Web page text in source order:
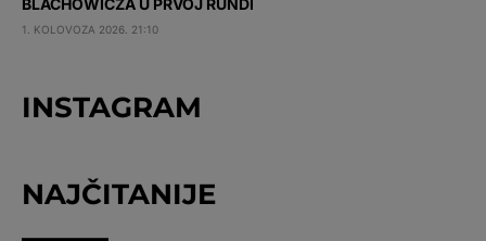
BLACHOWICZA U PRVOJ RUNDI
1. KOLOVOZA 2026. 21:10
INSTAGRAM
NAJČITANIJE